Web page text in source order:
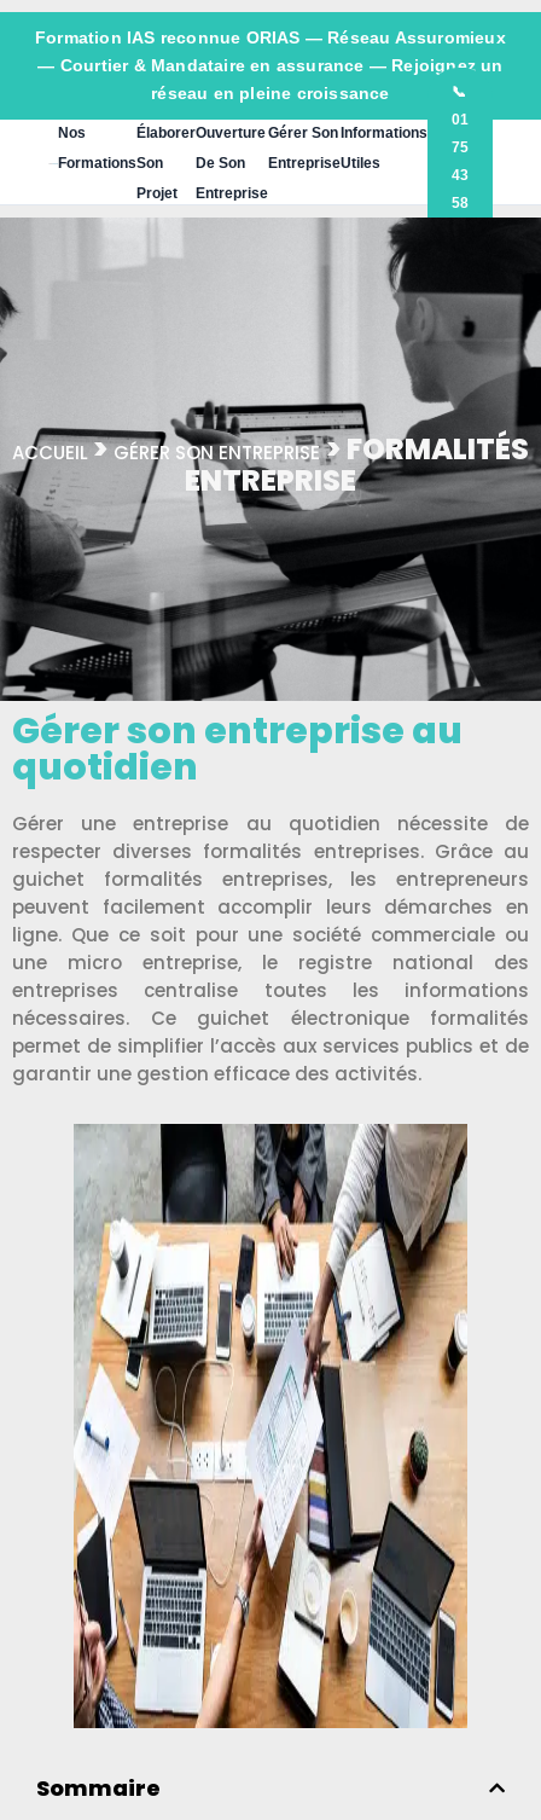
Formation IAS reconnue ORIAS — Réseau Assuromieux
— Courtier & Mandataire en assurance — Rejoignez un
réseau en pleine croissance
Nos
Formations
Élaborer
Son
Projet
Ouverture
De Son
Entreprise
Gérer Son
Entreprise
Informations
Utiles
📞
01
75
43
58
ACCUEIL>GÉRER SON ENTREPRISE> FORMALITÉS
ENTREPRISE
Gérer son entreprise au
quotidien
Gérer une entreprise au quotidien nécessite de
respecter diverses formalités entreprises. Grâce au
guichet formalités entreprises, les entrepreneurs
peuvent facilement accomplir leurs démarches en
ligne. Que ce soit pour une société commerciale ou
une micro entreprise, le registre national des
entreprises centralise toutes les informations
nécessaires. Ce guichet électronique formalités
permet de simplifier l’accès aux services publics et de
garantir une gestion efficace des activités.
Sommaire